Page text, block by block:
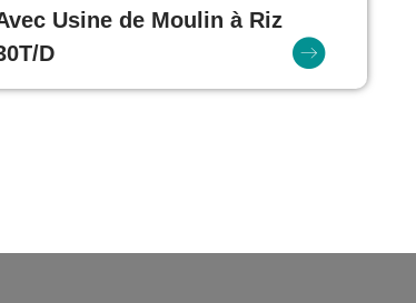
Usine de Moulin à Riz
D